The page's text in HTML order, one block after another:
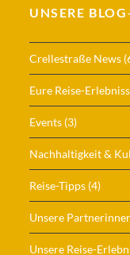
UNSERE
Crellestraße News
Eure Reise-
Events (3)
Nachhaltigkeit &
Reise-Tipps (4)
Unsere
Unsere Reise-